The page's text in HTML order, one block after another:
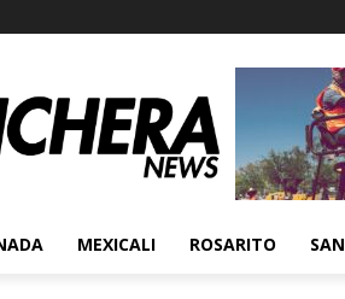
MEXICALI ROSARITO